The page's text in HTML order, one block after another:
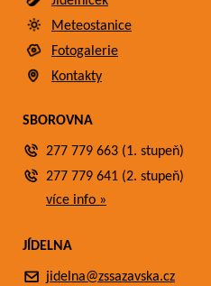
Meteostanice
Fotogalerie
Kontakty
SBOROVNA
277 779 663 (1. stupeň)
277 779 641 (2. stupeň)
více info »
JÍDELNA
jidelna@zssazavska.cz